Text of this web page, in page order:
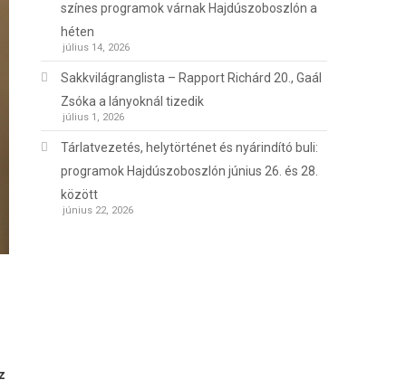
színes programok várnak Hajdúszoboszlón a
héten
július 14, 2026
Sakkvilágranglista – Rapport Richárd 20., Gaál
Zsóka a lányoknál tizedik
július 1, 2026
Tárlatvezetés, helytörténet és nyárindító buli:
programok Hajdúszoboszlón június 26. és 28.
között
június 22, 2026